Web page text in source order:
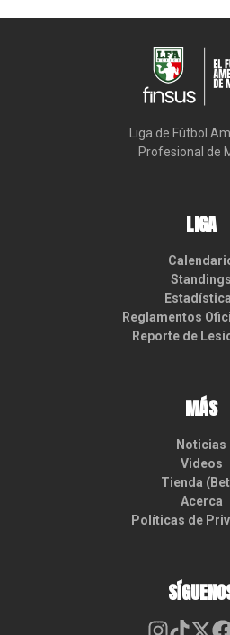
Liga de Fútbol
Profesional de
LIGA
Standings
Reglamentos
Reporte de
MÁS
Noticias
Videos
Tienda
Acerca
Políticas de